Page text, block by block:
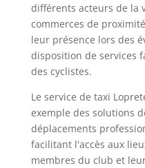
différents acteurs de la
commerces de
leur présence lors des
disposition de services
des cyclistes.
Le service de taxi
exemple des solutions
déplacements
facilitant l'accès aux
membres du club et